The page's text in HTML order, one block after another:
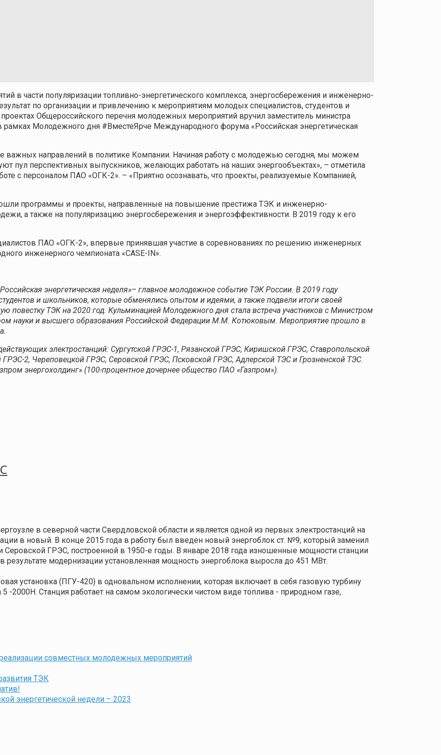
в части популяризации топливно-энергетического комплекса, энергосбережения и инженерно-
по организации и привлечению к мероприятиям молодых специалистов, студентов и
Общероссийского перечня молодежных мероприятий вручил заместитель министра
Молодежного дня #ВместеЯрче Международного форума «Российская энергетическая
важных направлений в политике Компании. Начиная работу с молодежью сегодня, мы можем
пул перспективных выпускников, желающих работать на наших энергообъектах», – отметила
с персоналом ПАО «ОГК-2». – «Приятно осознавать, что проекты, реализуемые Компанией,
программы и проекты, направленные на повышение престижа ТЭК и инженерно-
а также на популяризацию энергосбережения и энергоэффективности. В 2019 году к его
ПАО «ОГК-2», впервые принявшая участие в соревнованиях по решению инженерных
инженерного чемпионата «CASE-IN».
энергетическая неделя»– главное молодежное событие ТЭК России. В 2019 году
и школьников, которые обменялись опытом и идеями, а также подвели итоги своей
повестку ТЭК на 2020 год. Кульминацией Молодежного дня стала встреча участников с Министром
науки и высшего образования Российской Федерации М.М. Котюковым. Мероприятие прошло в
электростанций: Сургутской ГРЭС-1, Рязанской ГРЭС, Киришской ГРЭС, Ставропольской
2, Череповецкой ГРЭС, Серовской ГРЭС, Псковской ГРЭС, Адлерской ТЭС и Грозненской ТЭС.
энергохолдинг» (100-процентное дочернее общество ПАО «Газпром»).
в северной части Свердловской области и является одной из первых электростанций на
в новый. В конце 2015 года в работу был введен новый энергоблок ст. №9, который заменил
Серовской ГРЭС, построенной в 1950-е годы. В январе 2018 года изношенные мощности станции
модернизации установленная мощность энергоблока выросла до 451 МВт.
установка (ПГУ-420) в одновальном исполнении, которая включает в себя газовую турбину
-2000H. Станция работает на самом экологически чистом виде топлива - природном газе,
совместных молодежных мероприятий
ТЭК
энергетической недели – 2023